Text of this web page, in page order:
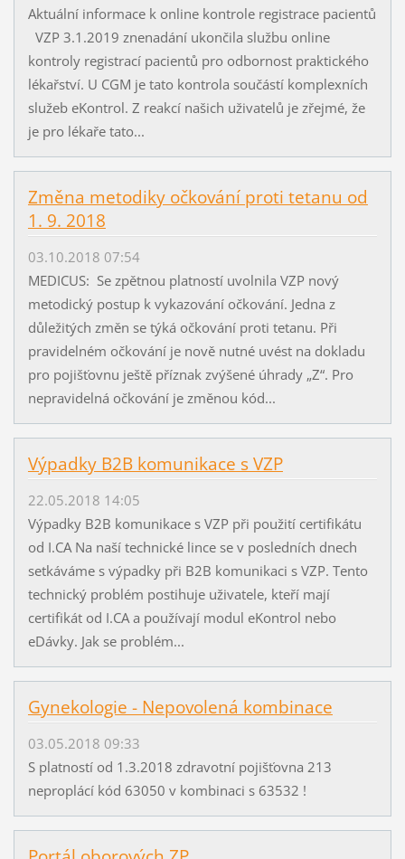
Aktuální informace k online kontrole registrace pacientů
VZP 3.1.2019 znenadání ukončila službu online
kontroly registrací pacientů pro odbornost praktického
lékařství. U CGM je tato kontrola součástí komplexních
služeb eKontrol. Z reakcí našich uživatelů je zřejmé, že
je pro lékaře tato...
Změna metodiky očkování proti tetanu od
1. 9. 2018
03.10.2018 07:54
MEDICUS: Se zpětnou platností uvolnila VZP nový
metodický postup k vykazování očkování. Jedna z
důležitých změn se týká očkování proti tetanu. Při
pravidelném očkování je nově nutné uvést na dokladu
pro pojišťovnu ještě příznak zvýšené úhrady „Z“. Pro
nepravidelná očkování je změnou kód...
Výpadky B2B komunikace s VZP
22.05.2018 14:05
Výpadky B2B komunikace s VZP při použití certifikátu
od I.CA Na naší technické lince se v posledních dnech
setkáváme s výpadky při B2B komunikaci s VZP. Tento
technický problém postihuje uživatele, kteří mají
certifikát od I.CA a používají modul eKontrol nebo
eDávky. Jak se problém...
Gynekologie - Nepovolená kombinace
03.05.2018 09:33
S platností od 1.3.2018 zdravotní pojišťovna 213
neproplácí kód 63050 v kombinaci s 63532 !